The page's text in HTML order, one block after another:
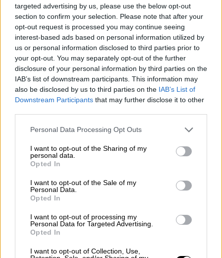
targeted advertising by us, please use the below opt-out
section to confirm your selection. Please note that after your
opt-out request is processed you may continue seeing
interest-based ads based on personal information utilized by
us or personal information disclosed to third parties prior to
your opt-out. You may separately opt-out of the further
disclosure of your personal information by third parties on the
IAB’s list of downstream participants. This information may
also be disclosed by us to third parties on the IAB’s List of
Downstream Participants that may further disclose it to other
Personal Data Processing Opt Outs
I want to opt-out of the Sharing of my
personal data.
Opted In
I want to opt-out of the Sale of my
Personal Data.
Opted In
I want to opt-out of processing my
Personal Data for Targeted Advertising.
Opted In
I want to opt-out of Collection, Use,
Suelta y confía
Por María Comesaña
Votantes y votados
Por Juan Manuel Beltrán
El Conflicto de Oriente Medio:
Un Nuevo Orden Autoritario
Geopolítica de Crisis
Reconquista leonesa
Clara Campoamor: Mi sueño,
Por María Pérez Herrero